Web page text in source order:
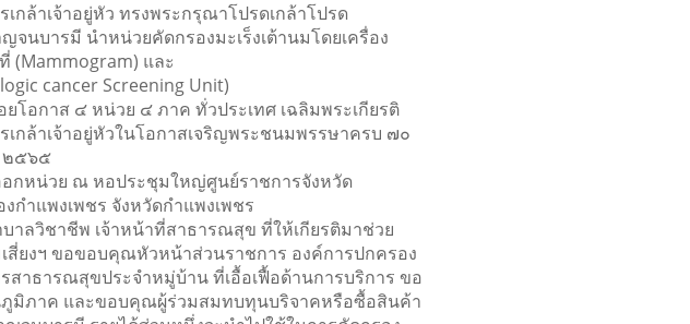
กล้าเจ้าอยู่หัว ทรงพระกรุณาโปรดเกล้าโปรด
นบารมี นำหน่วยคัดกรองมะเร็งเต้านมโดยเครื่อง
(Mammogram) และ
cancer Screening Unit)
ยโอกาส ๔ หน่วย ๔ ภาค ทั่วประเทศ เฉลิมพระเกียรติ
เกล้าเจ้าอยู่หัวในโอกาสเจริญพระชนมพรรษาครบ ๗๐
๒๕๖๕
อกหน่วย ณ หอประชุมใหญ่ศูนย์ราชการจังหวัด
งกำแพงเพชร จังหวัดกำแพงเพชร
ลวิชาชีพ เจ้าหน้าที่สาธารณสุข ที่ให้เกียรติมาช่วย
สี่ยงฯ ขอขอบคุณหัวหน้าส่วนราชการ องค์การปกครอง
สาธารณสุขประจำหมู่บ้าน ที่เอื้อเฟื้อด้านการบริการ ขอ
มิภาค และขอบคุณผู้ร่วมสมทบทุนบริจาคหรือซื้อสินค้า